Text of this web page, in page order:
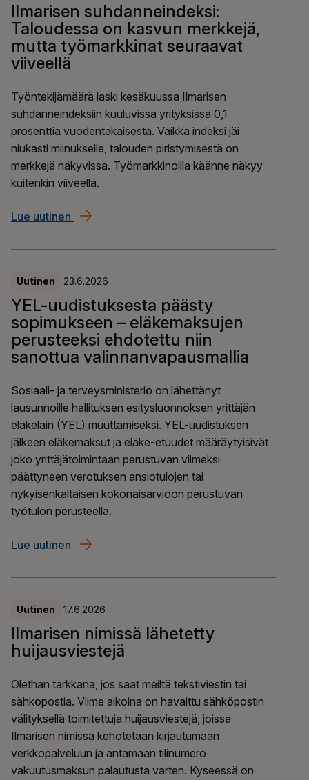
Ilmarisen suhdanneindeksi:
Taloudessa on kasvun merkkejä,
mutta työmarkkinat seuraavat
viiveellä
Työntekijämäärä laski kesäkuussa Ilmarisen
suhdanneindeksiin kuuluvissa yrityksissä 0,1
prosenttia vuodentakaisesta. Vaikka indeksi jäi
niukasti miinukselle, talouden piristymisestä on
merkkejä näkyvissä. Työmarkkinoilla käänne näkyy
kuitenkin viiveellä.
Lue uutinen Ilmarisen suhdanneindeksi: Taloudessa on
Uutinen 23.6.2026
YEL-uudistuksesta päästy
sopimukseen – eläkemaksujen
perusteeksi ehdotettu niin
sanottua valinnanvapausmallia
Sosiaali- ja terveysministeriö on lähettänyt
lausunnoille hallituksen esitysluonnoksen yrittäjän
eläkelain (YEL) muuttamiseksi. YEL-uudistuksen
jälkeen eläkemaksut ja eläke-etuudet määräytyisivät
joko yrittäjätoimintaan perustuvan viimeksi
päättyneen verotuksen ansiotulojen tai
nykyisenkaltaisen kokonaisarvioon perustuvan
työtulon perusteella.
Lue uutinen YEL-uudistuksesta päästy sopimukseen –
Uutinen 17.6.2026
​​Ilmarisen nimissä lähetetty
huijausviestejä​
Olethan tarkkana, jos saat meiltä tekstiviestin tai
sähköpostia. Viime aikoina on havaittu sähköpostin
välityksellä toimitettuja huijausviestejä, joissa
Ilmarisen nimissä kehotetaan kirjautumaan
verkkopalveluun ja antamaan tilinumero
vakuutusmaksun palautusta varten. Kyseessä on